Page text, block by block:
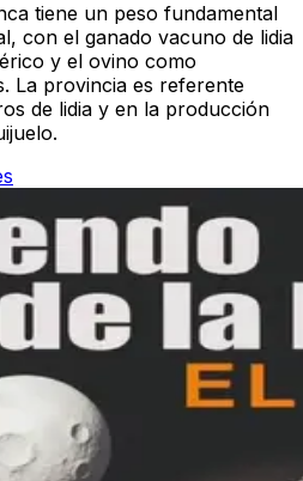
tiene un peso fundamental
con el ganado vacuno de lidia
y el ovino como
La provincia es referente
de lidia y en la producción